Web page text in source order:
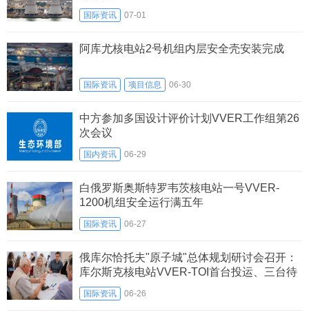
国际资讯 07-01
阿库尤核电站2号机组内层安全壳安装完成
国际资讯 项目信息 06-30
中方参加多国设计评价计划VVER工作组第26
次会议
国内资讯 06-29
白俄罗斯奥斯特罗韦茨核电站一号VVER-
1200机组安全运行满五年
国际资讯 06-27
俄库尔恰托夫"原子城"总体规划研讨会召开：
库尔斯克核电站VVER-TOI首台投运、三台待
建
国际资讯 06-26